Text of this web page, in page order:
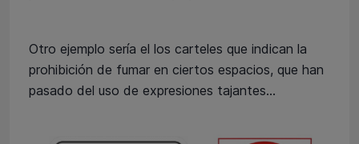
Otro ejemplo sería el los carteles que indican la
prohibición de fumar en ciertos espacios, que han
pasado del uso de expresiones tajantes…